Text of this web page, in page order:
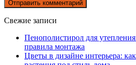
Свежие записи
Пенополистирол для
правила монтажа
Цветы в дизайне интерьера: